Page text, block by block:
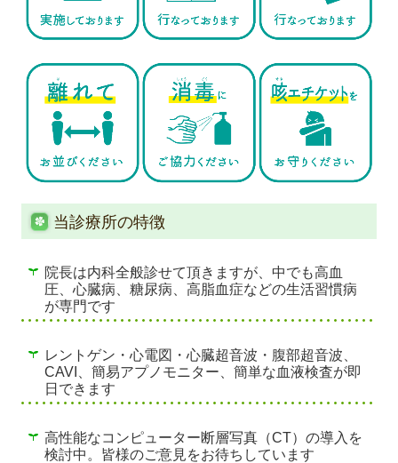
当診療所の特徴
院長は内科全般診せて頂きますが、中でも高血
圧、心臓病、糖尿病、高脂血症などの生活習慣病
が専門です
レントゲン・心電図・心臓超音波・腹部超音波、
CAVI、簡易アプノモニター、簡単な血液検査が即
日できます
高性能なコンピューター断層写真（CT）の導入を
検討中。皆様のご意見をお待ちしています